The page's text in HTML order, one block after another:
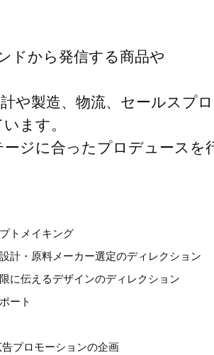
ドから発信する商品や
製造、物流、セールスプ
ます。
ジに合ったプロデュースを
トメイキング
計・原料メーカー選定のディレクション
に伝えるデザインのディレクション
ート
プロモーションの企画